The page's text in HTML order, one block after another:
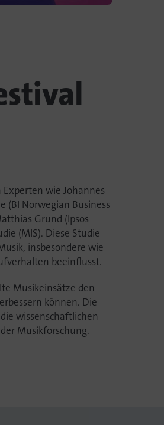
wie Johannes
(BI Norwegian Business
Grund (Ipsos
(MIS). Diese Studie
insbesondere wie
beeinflusst.
Musikeinsätze den
können. Die
wissenschaftlichen
Musikforschung.